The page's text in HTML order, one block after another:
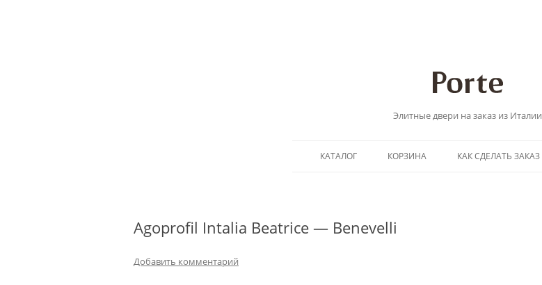
Элитные двери на заказ из Италии
к
КАТАЛОГ КОРЗИНА КАК СДЕЛАТЬ ЗАКАЗ
Agoprofil Intalia Beatrice — Benevelli
Добавить комментарий